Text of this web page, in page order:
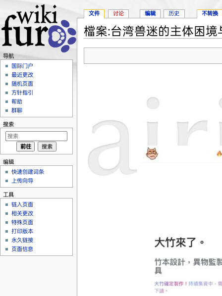
檔案:台湾兽迷的主体困
文件 讨论 编辑 历史 不转换
导航
国际门户
最近更改
随机页面
方针指引
帮助
群聊
搜索
编辑
快速创建词条
上传向导
工具
链入页面
相关更改
特殊页面
打印版本
永久链接
页面信息